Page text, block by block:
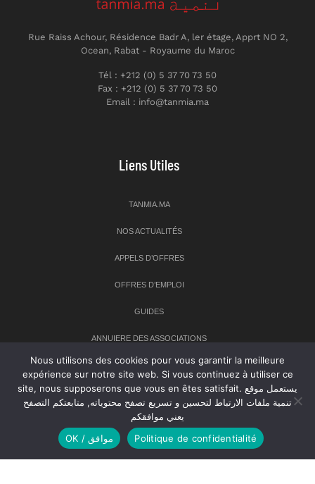
Rue Raiss Achour, Résidence Badr A, ler étage, Apprt NO 2,
Ocean, Rabat - Royaume du Maroc
Tél : +212 (0) 5 37 70 73 50
Fax : +212 (0) 5 37 70 73 50
Email : info@tanmia.ma
Liens Utiles
TANMIA.MA
NOS ACTUALITÉS
APPELS D’OFFRES
OFFRES D’EMPLOI
GUIDES
ANNUIERE DES ASSOCIATIONS
Newsletter
Inscrivez-vous à notre newsletter pour recevoir les dernières
nouvelles sur TANMIA
Nous utilisons des cookies pour vous garantir la meilleure
expérience sur notre site web. Si vous continuez à utiliser ce
site, nous supposerons que vous en êtes satisfait. يستعمل موقع
تنمية ملفات الارتباط لتحسين و تسريع تصفح محتوياته, متابعتكم التصفح
يعني موافقكم
OK / موافق
Politique de confidentialité